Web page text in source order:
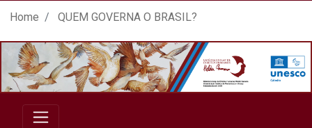
QUEM GOVERNA O BRASIL? - Unicap
Home QUEM GOVERNA O BRASIL?